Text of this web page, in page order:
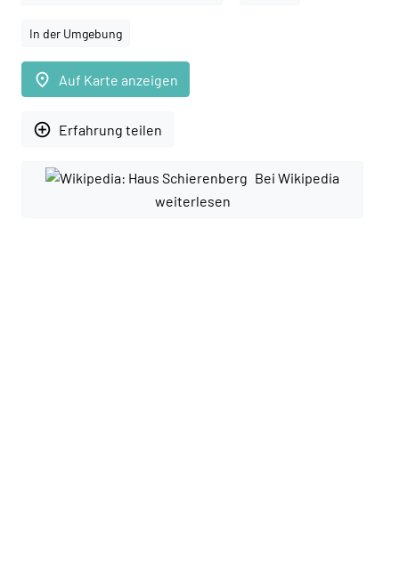
In der Umgebung
place Auf Karte anzeigen
add_circle_outline Erfahrung teilen
Bei Wikipedia
weiterlesen